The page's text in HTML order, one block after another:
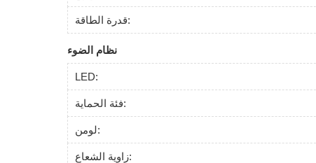
قدرة الطاقة:
نظام الضوء
LED:
فئة الحماية:
لومن:
زاوية الشعاع: